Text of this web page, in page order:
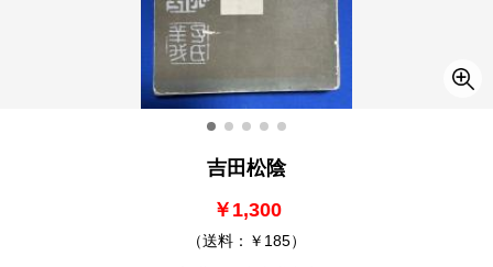
吉田松陰
￥1,300
（送料：￥185）